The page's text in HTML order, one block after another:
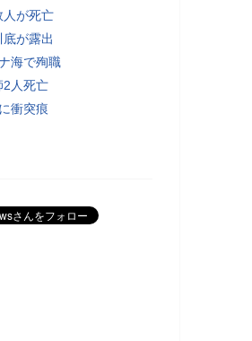
人が死亡
底が露出
海で殉職
2人死亡
衝突痕